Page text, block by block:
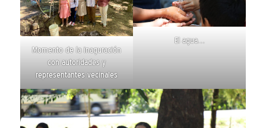
Momento de la inaguración
con autoridades y
representantes vecinales
El agua…